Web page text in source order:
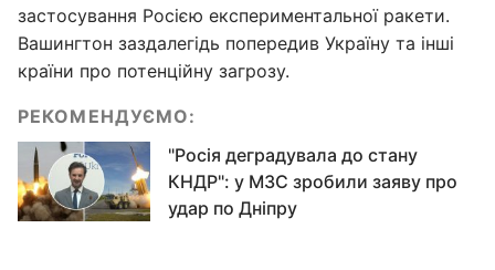
застосування Росією експериментальної ракети.
Вашингтон заздалегідь попередив Україну та інші
країни про потенційну загрозу.
РЕКОМЕНДУЄМО:
"Росія деградувала до стану
КНДР": у МЗС зробили заяву про
удар по Дніпру